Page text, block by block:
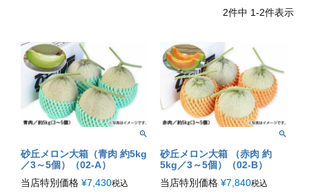
2件中 1-2件表示
砂丘メロン大箱（青肉 約5kg
／3～5個）（02-A）
当店特別価格 ¥7,430税込
砂丘メロン大箱 （赤肉 約
5kg／3～5個）（02-B）
当店特別価格 ¥7,840税込